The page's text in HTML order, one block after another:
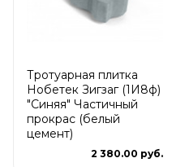
Тротуарная плитка
Нобетек Зигзаг (1И8ф)
"Синяя" Частичный
прокрас (белый
цемент)
2 380.00 руб.